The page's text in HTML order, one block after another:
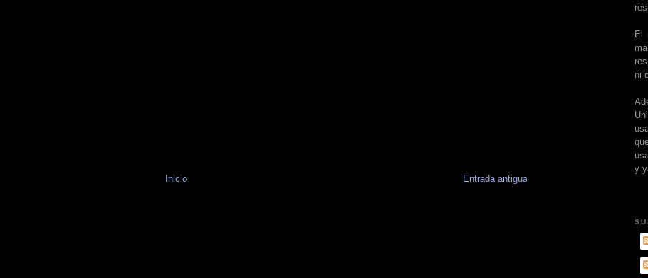
Entrada antigua
Inicio
El
ni
y